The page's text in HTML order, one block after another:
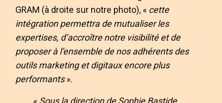
GRAM (à droite sur notre photo), « cette
intégration permettra de mutualiser les
expertises, d’accroître notre visibilité et de
proposer à l’ensemble de nos adhérents des
outils marketing et digitaux encore plus
performants».
« Sous la direction de Sophie Bastide,